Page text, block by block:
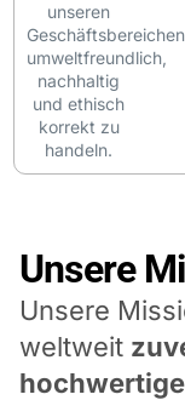
unseren
Geschäftsbereichen
umweltfreundlich,
nachhaltig
und ethisch
korrekt zu
handeln.
Unsere
Unsere
weltweit